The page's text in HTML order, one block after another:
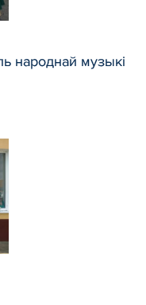
народнай музыкі